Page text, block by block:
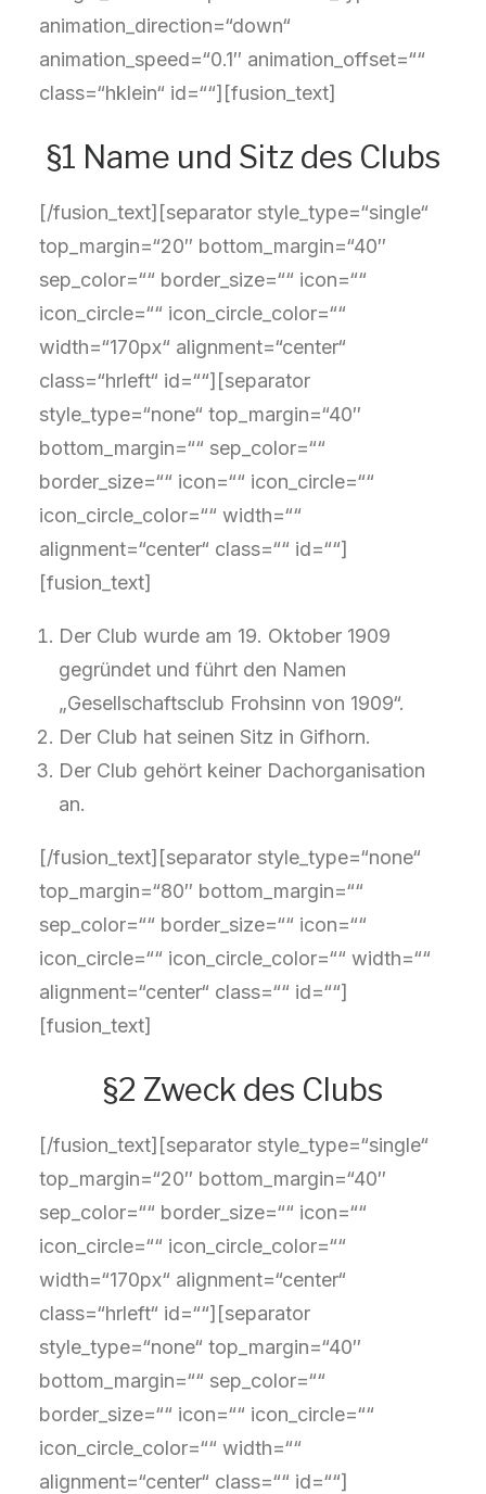
animation_direction=“down“
animation_speed=“0.1″ animation_offset=““
class=“hklein“ id=““][fusion_text]
§1 Name und Sitz des Clubs
[/fusion_text][separator style_type=“single“
top_margin=“20″ bottom_margin=“40″
sep_color=““ border_size=““ icon=““
icon_circle=““ icon_circle_color=““
width=“170px“ alignment=“center“
class=“hrleft“ id=““][separator
style_type=“none“ top_margin=“40″
bottom_margin=““ sep_color=““
border_size=““ icon=““ icon_circle=““
icon_circle_color=““ width=““
alignment=“center“ class=““ id=““]
[fusion_text]
Der Club wurde am 19. Oktober 1909
gegründet und führt den Namen
„Gesellschaftsclub Frohsinn von 1909“.
Der Club hat seinen Sitz in Gifhorn.
Der Club gehört keiner Dachorganisation
an.
[/fusion_text][separator style_type=“none“
top_margin=“80″ bottom_margin=““
sep_color=““ border_size=““ icon=““
icon_circle=““ icon_circle_color=““ width=““
alignment=“center“ class=““ id=““]
[fusion_text]
§2 Zweck des Clubs
[/fusion_text][separator style_type=“single“
top_margin=“20″ bottom_margin=“40″
sep_color=““ border_size=““ icon=““
icon_circle=““ icon_circle_color=““
width=“170px“ alignment=“center“
class=“hrleft“ id=““][separator
style_type=“none“ top_margin=“40″
bottom_margin=““ sep_color=““
border_size=““ icon=““ icon_circle=““
icon_circle_color=““ width=““
alignment=“center“ class=““ id=““]